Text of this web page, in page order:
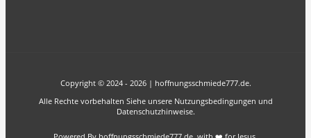
Copyright © 2024 - 2026 | hoffnungsschmiede777.de.
Alle Rechte vorbehalten Siehe unsere Nutzungsbedingungen und
Datenschutzhinweise.